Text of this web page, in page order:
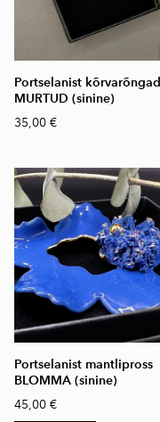
Portselanist kõrvarõngad
MURTUD (sinine)
35,00 €
Portselanist mantlipross
BLOMMA (sinine)
45,00 €